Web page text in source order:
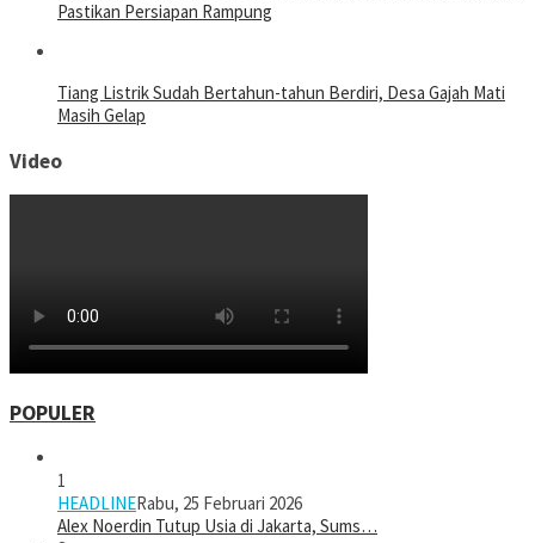
Pastikan Persiapan Rampung
Tiang Listrik Sudah Bertahun-tahun Berdiri, Desa Gajah Mati
Masih Gelap
Video
POPULER
1
HEADLINERabu, 25 Februari 2026
Alex Noerdin Tutup Usia di Jakarta, Sums…